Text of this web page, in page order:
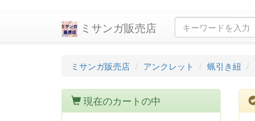
ミサンガ販売店
ミサンガ販売店 アンクレット 蝋引き紐
現在のカートの中